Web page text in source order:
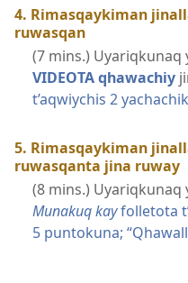
4. Rimasqaykiman
ruwasqan
(7 mins.) Uyariqkunaq
VIDEOTA qhawachiy
t’aqwiychis 2
5. Rimasqaykiman
ruwasqanta jina ruway
(8 mins.) Uyariqkunaq
Munakuq kayfolletota
5 puntokuna;